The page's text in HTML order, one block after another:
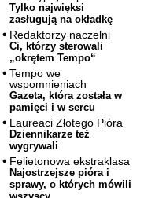
Tylko najwięksi
zasługują na okładkę
Redaktorzy naczelni
Ci, którzy sterowali
„okrętem Tempo“
Tempo we
wspomnieniach
Gazeta, która została w
pamięci i w sercu
Laureaci Złotego Pióra
Dziennikarze też
wygrywali
Felietonowa ekstraklasa
Najostrzejsze pióra i
sprawy, o których mówili